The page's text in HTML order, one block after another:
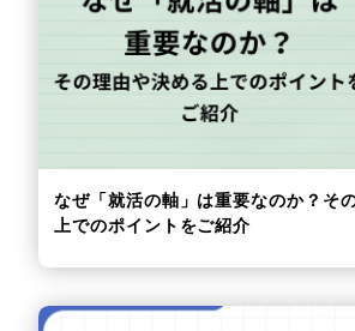
なぜ「就活の軸」は重要なのか？そ
上でのポイントをご紹介